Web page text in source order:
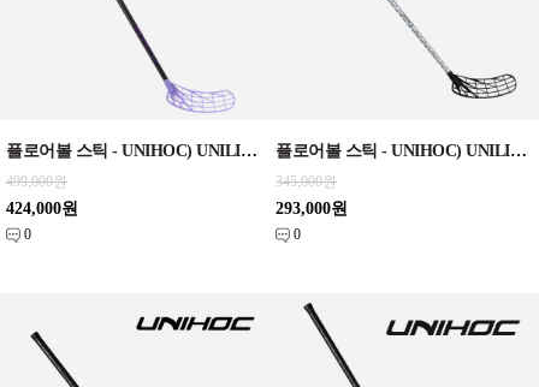
플로어볼 스틱 - UNIHOC) UNILITE EVOLAB TITAN 29 ice purple 96cm
499,000원
424,000원
0
플로어볼 스틱 - UNIHOC) UNILITE CARBSKIN TI 29 silver SLIM 92cm
345,000원
293,000원
0